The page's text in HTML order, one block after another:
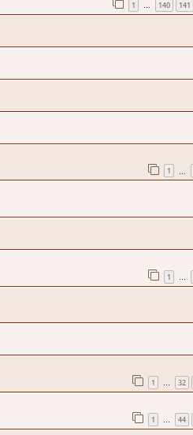
1 … 140 141
1
1 …
1 … 32
1 44